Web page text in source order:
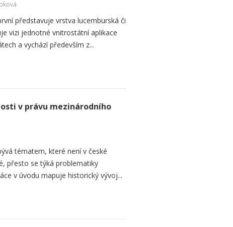
představuje vrstva lucemburská či
vizi jednotné vnitrostátní aplikace
a vychází především z...
v právu mezinárodního
tématem, které není v české
přesto se týká problematiky
v úvodu mapuje historický vývoj...